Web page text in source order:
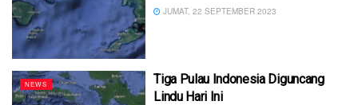
JUMAT, 22 SEPTEMBER 2023
NEWS
Tiga Pulau Indonesia Diguncang
Lindu Hari Ini